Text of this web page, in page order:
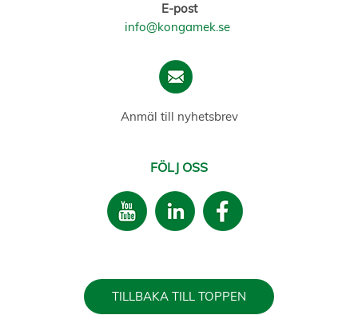
E-post
info@kongamek.se
Anmäl till nyhetsbrev
FÖLJ OSS
TILLBAKA TILL TOPPEN